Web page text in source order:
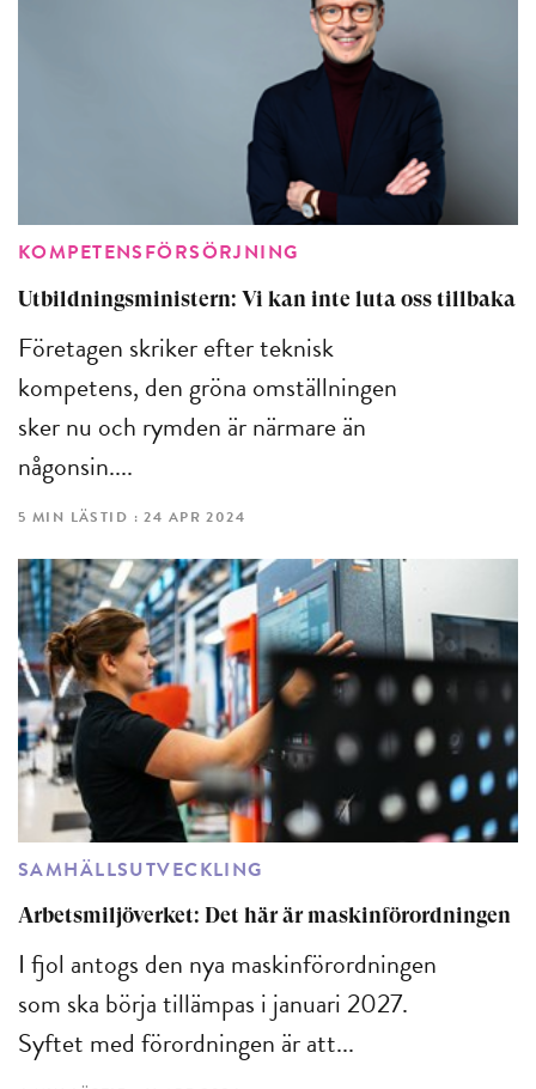
KOMPETENSFÖRSÖRJNING
Utbildningsministern: Vi kan inte luta oss tillbaka
Företagen skriker efter teknisk
kompetens, den gröna omställningen
sker nu och rymden är närmare än
någonsin....
5 MIN LÄSTID : 24 APR 2024
SAMHÄLLSUTVECKLING
Arbetsmiljöverket: Det här är maskinförordningen
I fjol antogs den nya maskinförordningen
som ska börja tillämpas i januari 2027.
Syftet med förordningen är att...